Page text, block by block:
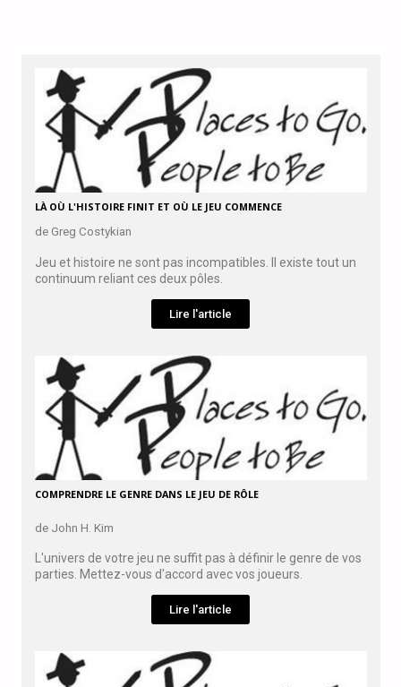
LÀ OÙ L'HISTOIRE FINIT ET OÙ LE JEU COMMENCE
de Greg Costykian
Jeu et histoire ne sont pas incompatibles. Il existe tout un
continuum reliant ces deux pôles.
Lire l'article
COMPRENDRE LE GENRE DANS LE JEU DE RÔLE
de John H. Kim
L'univers de votre jeu ne suffit pas à définir le genre de vos
parties. Mettez-vous d'accord avec vos joueurs.
Lire l'article